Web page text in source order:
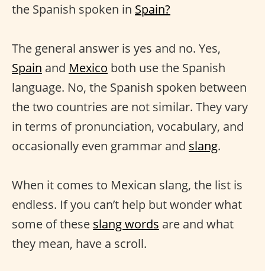
the Spanish spoken in Spain?
The general answer is yes and no. Yes,
Spain and Mexico both use the Spanish
language. No, the Spanish spoken between
the two countries are not similar. They vary
in terms of pronunciation, vocabulary, and
occasionally even grammar and slang.
When it comes to Mexican slang, the list is
endless. If you can’t help but wonder what
some of these slang words are and what
they mean, have a scroll.